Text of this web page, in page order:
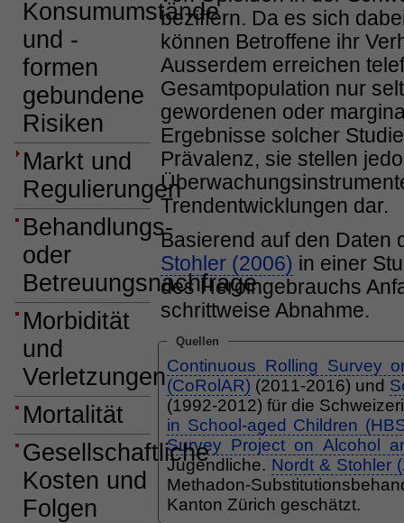
Konsumumstände
und -
formen
gebundene
Risiken
Markt und
Regulierungen
Behandlungs-
oder
Betreuungsnachfrage
Morbidität
und
Verletzungen
Mortalität
Gesellschaftliche
Kosten und
Folgen
beziffern. Da es sich
können Betroffene ihr
Ausserdem erreichen
Gesamtpopulation nur
gewordenen oder
Ergebnisse solcher
Prävalenz, sie stellen
Trendentwicklungen dar.
Basierend auf den Daten
Stohler (2006) in einer
des Heroingebrauchs
schrittweise Abnahme.
Quellen
Continuous Rolling Survey
(CoRolAR) (2011-2016) und
(1992-2012) für die
in School-aged Children
Survey Project on Alcohol
Jugendliche. Nordt & Stohler
Methadon-
Kanton Zürich geschätzt.